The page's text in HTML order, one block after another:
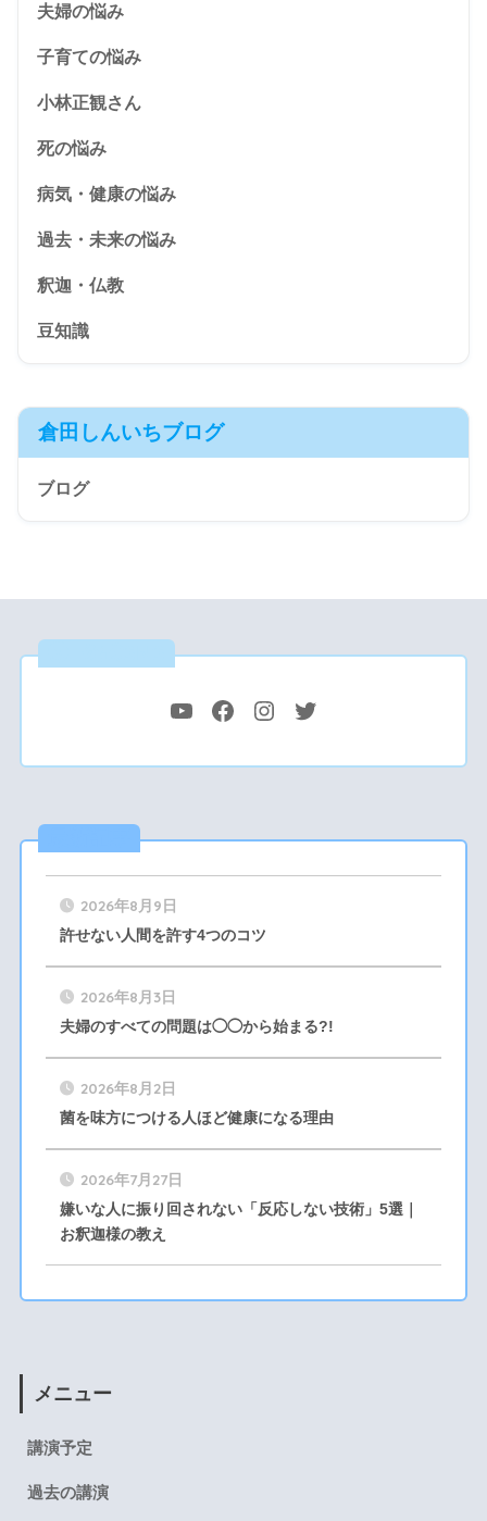
夫婦の悩み
子育ての悩み
小林正観さん
死の悩み
病気・健康の悩み
過去・未来の悩み
釈迦・仏教
豆知識
倉田しんいちブログ
ブログ
2026年8月9日
許せない人間を許す4つのコツ
2026年8月3日
夫婦のすべての問題は◯◯から始まる?!
2026年8月2日
菌を味方につける人ほど健康になる理由
2026年7月27日
嫌いな人に振り回されない「反応しない技術」5選｜
お釈迦様の教え
メニュー
講演予定
過去の講演